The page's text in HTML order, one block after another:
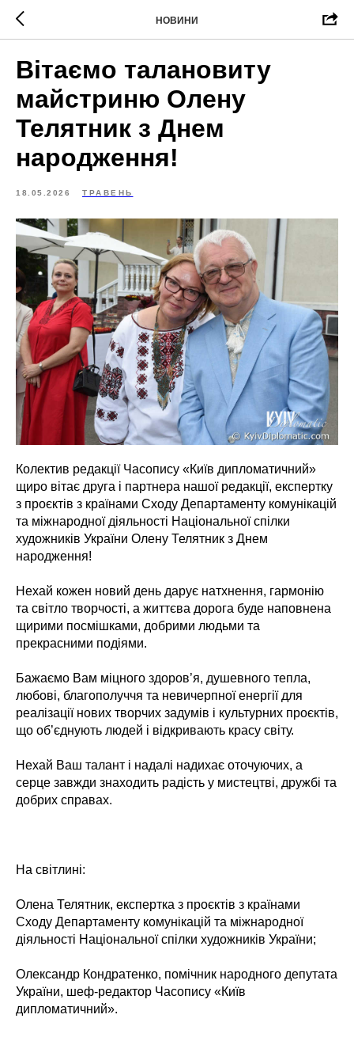
НОВИНИ
Вітаємо талановиту
майстриню Олену
Телятник з Днем
народження!
18.05.2026 ТРАВЕНЬ
Колектив редакції Часопису «Київ дипломатичний»
щиро вітає друга і партнера нашої редакції, експертку
з проєктів з країнами Сходу Департаменту комунікацій
та міжнародної діяльності Національної спілки
художників України Олену Телятник з Днем
народження!
Нехай кожен новий день дарує натхнення, гармонію
та світло творчості, а життєва дорога буде наповнена
щирими посмішками, добрими людьми та
прекрасними подіями.
Бажаємо Вам міцного здоров’я, душевного тепла,
любові, благополуччя та невичерпної енергії для
реалізації нових творчих задумів і культурних проєктів,
що об’єднують людей і відкривають красу світу.
Нехай Ваш талант і надалі надихає оточуючих, а
серце завжди знаходить радість у мистецтві, дружбі та
добрих справах.
На світлині:
Олена Телятник, експертка з проєктів з країнами
Сходу Департаменту комунікацій та міжнародної
діяльності Національної спілки художників України;
Олександр Кондратенко, помічник народного депутата
України, шеф-редактор Часопису «Київ
дипломатичний».